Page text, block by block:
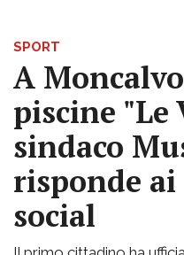
SPORT
A
piscine "Le
sindaco
risponde
social